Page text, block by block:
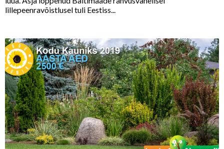
lillepeenravõistlusel tuli Eestiss...